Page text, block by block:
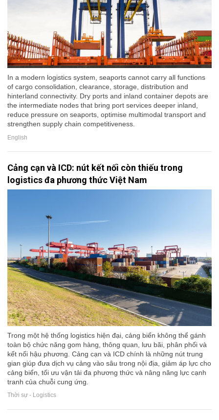
In a modern logistics system, seaports cannot carry all functions
of cargo consolidation, clearance, storage, distribution and
hinterland connectivity. Dry ports and inland container depots are
the intermediate nodes that bring port services deeper inland,
reduce pressure on seaports, optimise multimodal transport and
strengthen supply chain competitiveness.
English
Cảng cạn và ICD: nút kết nối còn thiếu trong
logistics đa phương thức Việt Nam
Trong một hệ thống logistics hiện đại, cảng biển không thể gánh
toàn bộ chức năng gom hàng, thông quan, lưu bãi, phân phối và
kết nối hậu phương. Cảng cạn và ICD chính là những nút trung
gian giúp đưa dịch vụ cảng vào sâu trong nội địa, giảm áp lực cho
cảng biển, tối ưu vận tải đa phương thức và nâng năng lực cạnh
tranh của chuỗi cung ứng.
Thời sự - Logistics